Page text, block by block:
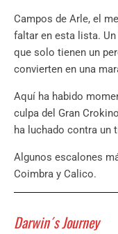
Campos de Arle, el
faltar en esta lista.
que solo tienen un
convierten en una
Aquí ha habido
culpa del Gran
ha luchado contra un
Algunos escalones
Coimbra y Calico.
Darwin´s Journey